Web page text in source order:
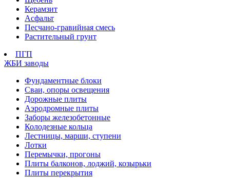
Керамзит
Асфальт
Песчано-гравийная смесь
Растительный грунт
ПГП
ЖБИ заводы
Фундаментные блоки
Сваи, опоры освещения
Дорожные плиты
Аэродромные плиты
Заборы железобетонные
Колодезные кольца
Лестницы, марши, ступени
Лотки
Перемычки, прогоны
Плиты балконов, лоджий, козырьки
Плиты перекрытия